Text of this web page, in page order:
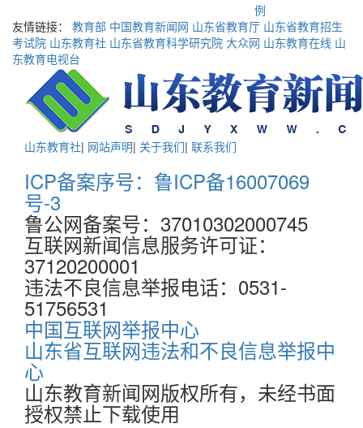
友情链接： 教育部 中国教育新闻网 山东省教育厅 山东省教育招生
考试院 山东教育社 山东省教育科学研究院 大众网 山东教育在线 山
东教育电视台
山东教育社| 网站声明| 关于我们| 联系我们
ICP备案序号：鲁ICP备16007069
号-3
鲁公网备案号：37010302000745
互联网新闻信息服务许可证：
37120200001
违法不良信息举报电话：0531-
51756531
中国互联网举报中心
山东省互联网违法和不良信息举报中
心
山东教育新闻网版权所有，未经书面
授权禁止下载使用